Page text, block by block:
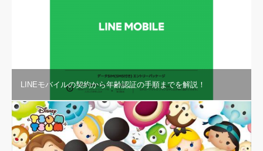
LINEモバイルの契約から年齢認証の手順までを解説！